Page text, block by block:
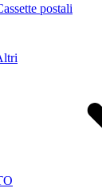
postali